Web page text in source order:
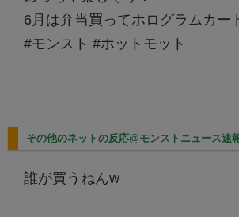
6月は弁当買ってホログラムカー
#モンスト #ホットモット
その他のネットの反応@モンストニュース速
誰が買うねんw